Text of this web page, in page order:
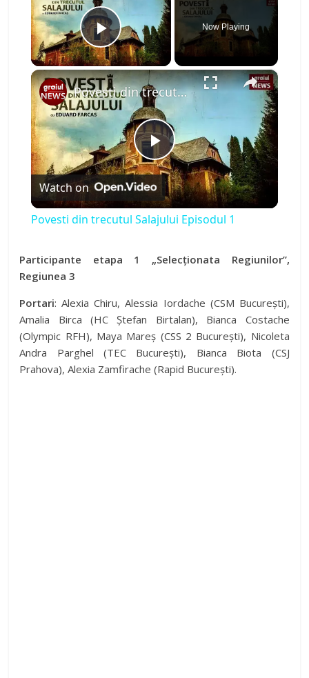
Play Video
Now Playing
×
P
l
V
i
Povesti din trecutul Salajului Episodul 1
Watch on
Povesti din trecutul Salajului Episodul 1
Participante etapa 1 „Selecționata Regiunilor”,
Regiunea 3
Portari: Alexia Chiru, Alessia Iordache (CSM București),
Amalia Birca (HC Ștefan Birtalan), Bianca Costache
(Olympic RFH), Maya Mareș (CSS 2 București), Nicoleta
Andra Parghel (TEC București), Bianca Biota (CSJ
Prahova), Alexia Zamfirache (Rapid București).